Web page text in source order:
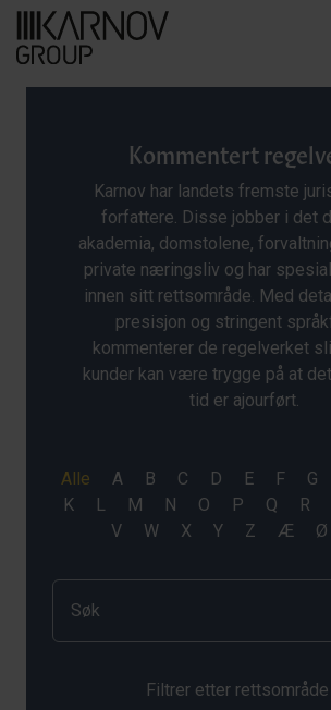
Kommentert
Karnov har landets fremste
forfattere. Disse jobber i det
akademia, domstolene,
private næringsliv og har
innen sitt rettsområde. Med
presisjon og stringent
kommenterer de regelverket
kunder kan være trygge på at
tid er ajourført.
Filtrer etter rettsområde